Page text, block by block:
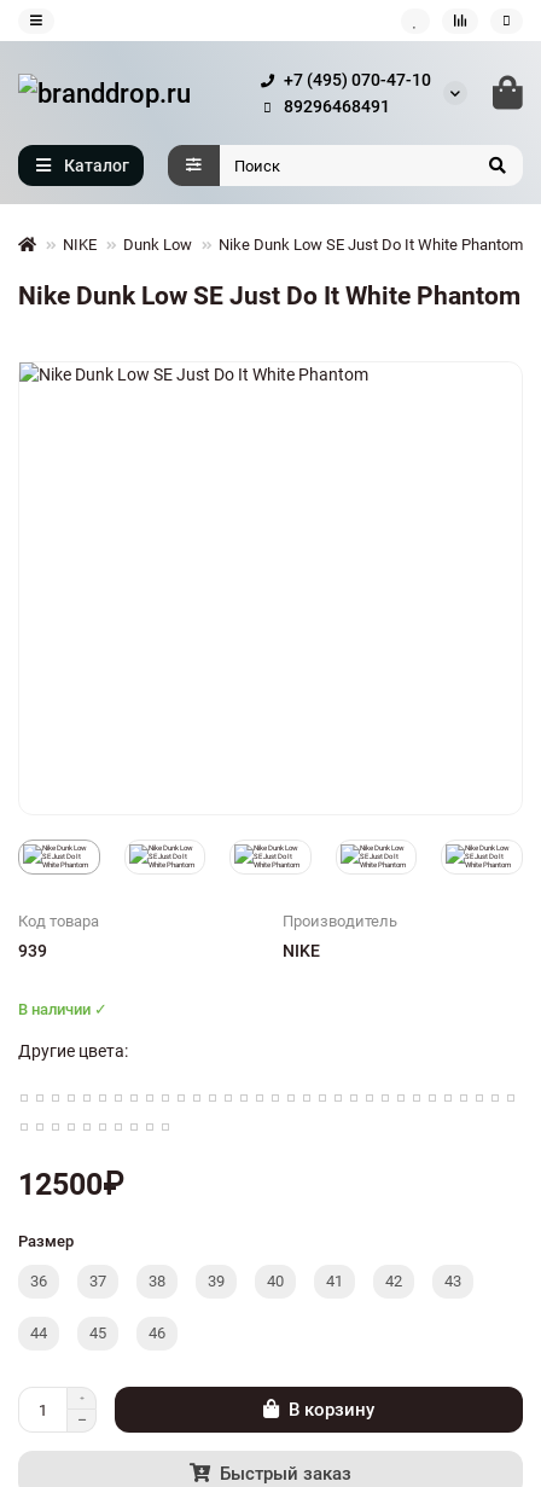
+7 (495) 070-47-10
89296468491
Каталог
NIKE Dunk Low Nike Dunk Low SE Just Do It White Phantom
Nike Dunk Low SE Just Do It White Phantom
Код товара
939
Производитель
NIKE
В наличии ✓
Другие цвета:
12500₽
Размер
36 37 38 39 40 41 42 43
44 45 46
В корзину
Быстрый заказ